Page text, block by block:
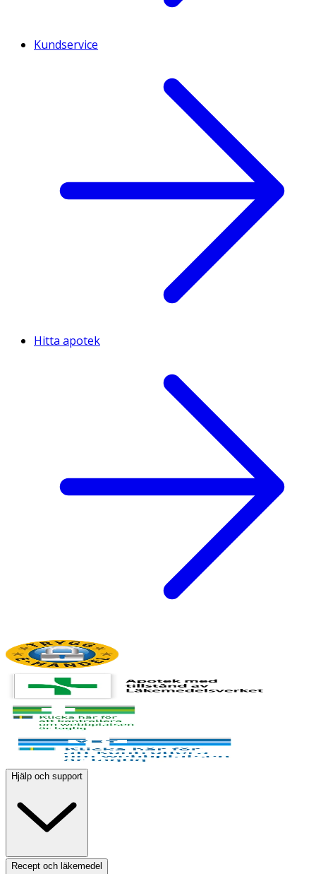
Kundservice
Hitta apotek
Hjälp och support
Recept och läkemedel